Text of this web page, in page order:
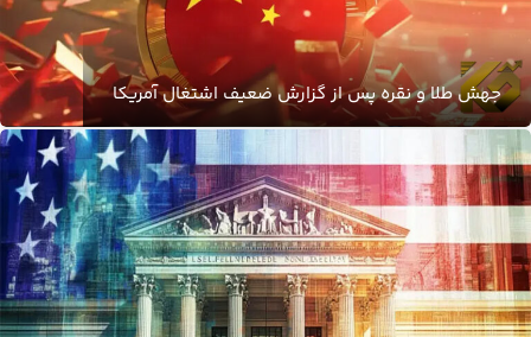
جهش طلا و نقره پس از گزارش ضعیف اشتغال آمریکا